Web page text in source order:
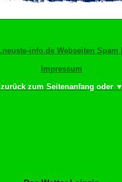
Impressum
zurück zum Seitenanfang oder ▼